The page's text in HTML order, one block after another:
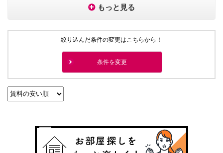
もっと見る
絞り込んだ条件の変更はこちらから！
条件を変更